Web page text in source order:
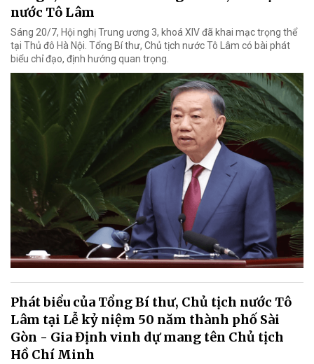
nước Tô Lâm
Sáng 20/7, Hội nghị Trung ương 3, khoá XIV đã khai mạc trọng thể
tại Thủ đô Hà Nội. Tổng Bí thư, Chủ tịch nước Tô Lâm có bài phát
biểu chỉ đạo, định hướng quan trọng.
Phát biểu của Tổng Bí thư, Chủ tịch nước Tô
Lâm tại Lễ kỷ niệm 50 năm thành phố Sài
Gòn - Gia Định vinh dự mang tên Chủ tịch
Hồ Chí Minh